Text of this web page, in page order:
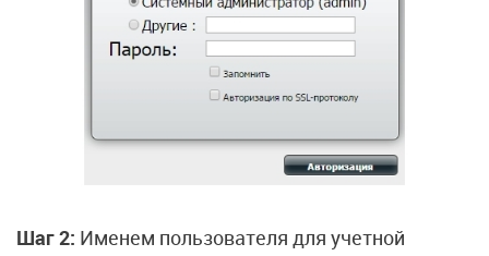
Шаг 2: Именем пользователя для учетной